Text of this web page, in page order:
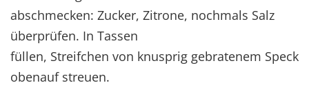
abschmecken: Zucker, Zitrone, nochmals Salz
überprüfen. In Tassen
füllen, Streifchen von knusprig gebratenem Speck
obenauf streuen.